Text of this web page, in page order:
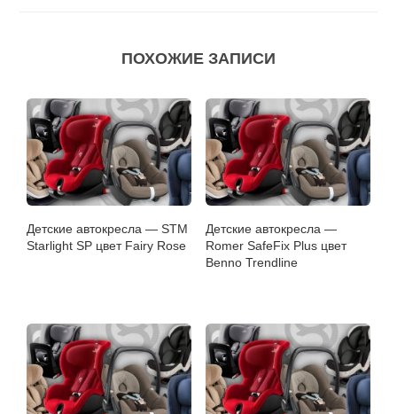
ПОХОЖИЕ ЗАПИСИ
Детские автокресла — STM
Starlight SP цвет Fairy Rose
Детские автокресла —
Romer SafeFix Plus цвет
Benno Trendline